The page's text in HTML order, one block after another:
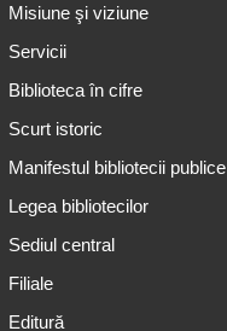
Misiune şi viziune
Servicii
Biblioteca în cifre
Scurt istoric
Manifestul bibliotecii publice
Legea bibliotecilor
Sediul central
Filiale
Editură